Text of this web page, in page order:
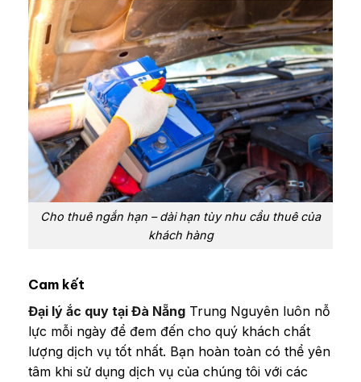
Cho thuê ngắn hạn – dài hạn tùy nhu cầu thuê của
khách hàng
Cam kết
Đại lý ắc quy tại Đà Nẵng Trung Nguyên luôn nỗ
lực mỗi ngày để đem đến cho quý khách chất
lượng dịch vụ tốt nhất. Bạn hoàn toàn có thể yên
tâm khi sử dụng dịch vụ của chúng tôi với các